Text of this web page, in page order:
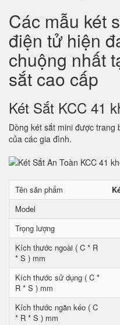
Các mẫu két
điện tử hiện
chuộng nhất
sắt cao cấp
Két Sắt KCC 41
Dòng két sắt mini được trang
của các gia đình.
Tên sản phẩm
Model
Trọng lượng
Kích thước ngoài ( C * R
* S ) mm
Kích thước sử dụng ( C *
R * S ) mm
Kích thước ngăn kéo ( C
* R * S ) mm